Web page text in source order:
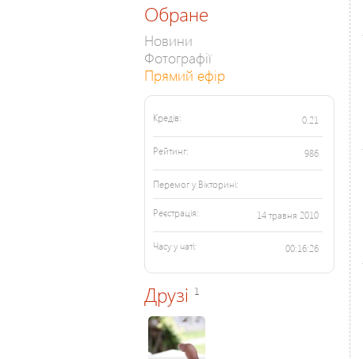
Обране
Новини
Фотографії
Прямий ефір
Кредів: 0.21
Рейтинг: 986
Перемог у Вікторині:
Реєстрація: 14 травня 2010
Часу у чаті: 00:16:26
Друзі 1